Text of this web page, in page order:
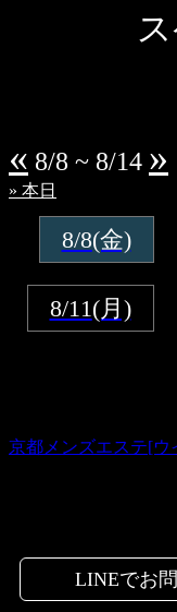
« 8/8 ~ 8/14 »
» 本日
8/8(金)
8/11(月)
京都メンズエステ[ウ
LINEでお